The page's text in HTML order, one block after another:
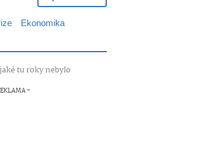
Ekonomika
tu roky nebylo